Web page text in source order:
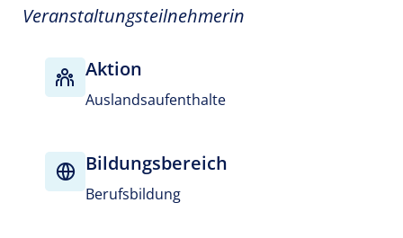
Veranstaltungsteilnehmerin
Aktion
Auslandsaufenthalte
Bildungsbereich
Berufsbildung